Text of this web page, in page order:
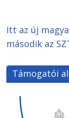
Itt az új
második az
Támogatói